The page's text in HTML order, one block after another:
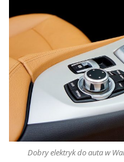
Dobry elektryk do auta w